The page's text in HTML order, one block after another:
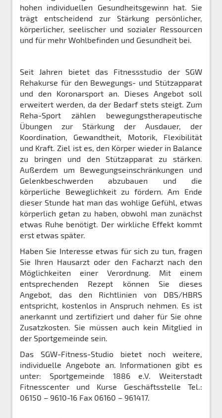
hohen individuellen Gesundheitsgewinn hat. Sie
trägt entscheidend zur Stärkung persönlicher,
körperlicher, seelischer und sozialer Ressourcen
und für mehr Wohlbefinden und Gesundheit bei.
Seit Jahren bietet das Fitnessstudio der SGW
Rehakurse für den Bewegungs- und Stützapparat
und den Koronarsport an. Dieses Angebot soll
erweitert werden, da der Bedarf stets steigt. Zum
Reha-Sport zählen bewegungstherapeutische
Übungen zur Stärkung der Ausdauer, der
Koordination, Gewandtheit, Motorik, Flexibilität
und Kraft. Ziel ist es, den Körper wieder in Balance
zu bringen und den Stützapparat zu stärken.
Außerdem um Bewegungseinschränkungen und
Gelenkbeschwerden abzubauen und die
körperliche Beweglichkeit zu fördern. Am Ende
dieser Stunde hat man das wohlige Gefühl, etwas
körperlich getan zu haben, obwohl man zunächst
etwas Ruhe benötigt. Der wirkliche Effekt kommt
erst etwas später.
Haben Sie Interesse etwas für sich zu tun, fragen
Sie Ihren Hausarzt oder den Facharzt nach den
Möglichkeiten einer Verordnung. Mit einem
entsprechenden Rezept können Sie dieses
Angebot, das den Richtlinien von DBS/HBRS
entspricht, kostenlos in Anspruch nehmen. Es ist
anerkannt und zertifiziert und daher für Sie ohne
Zusatzkosten. Sie müssen auch kein Mitglied in
der Sportgemeinde sein.
Das SGW-Fitness-Studio bietet noch weitere,
individuelle Angebote an. Informationen gibt es
unter: Sportgemeinde 1886 e.V. Weiterstadt
Fitnesscenter und Kurse Geschäftsstelle Tel.:
06150 – 9610-16 Fax 06160 – 961417.